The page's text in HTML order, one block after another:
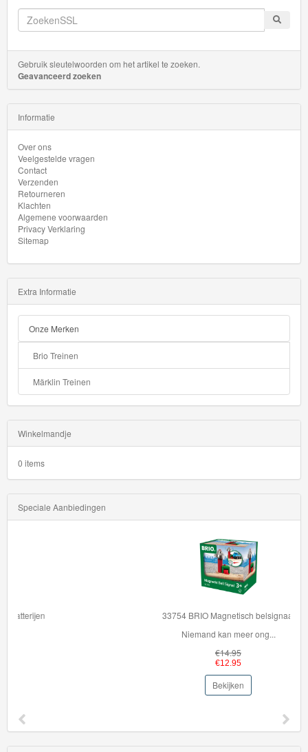
Transit
First
Response
HW
Flames
HW
Gasser
HW
Getaways
HW
Glow
Racers
HW
Green
Speed
HW
Hatchbacks
HW
Haulers
HW
trucks
HW
Metro
Gebruik sleutelwoorden om het artikel te zoeken.
Geavanceerd zoeken
Informatie
Over ons
Veelgestelde vragen
Contact
Verzenden
Retourneren
Klachten
Algemene voorwaarden
Privacy Verklaring
Sitemap
Extra Informatie
Onze Merken
Brio Treinen
Märklin Treinen
Winkelmandje
0 items
Speciale Aanbiedingen
33754 BRIO Magnetisch belsignaal
Niemand kan meer ong...